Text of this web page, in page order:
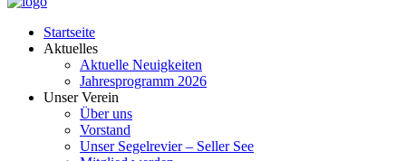
Startseite
Aktuelles
Aktuelle Neuigkeiten
Jahresprogramm 2026
Unser Verein
Über uns
Vorstand
Unser Segelrevier – Seller See